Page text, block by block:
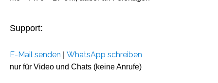
Support:
E-Mail senden WhatsApp schreiben
nur für Video und Chats (keine Anrufe)